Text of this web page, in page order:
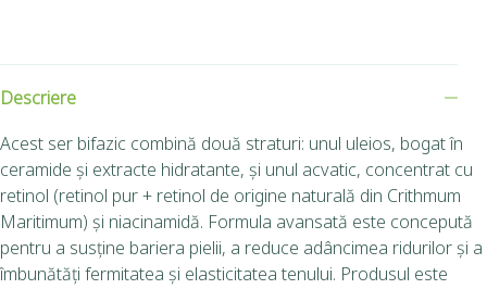
Descriere
Acest ser bifazic combină două straturi: unul uleios, bogat în
ceramide și extracte hidratante, și unul acvatic, concentrat cu
retinol (retinol pur + retinol de origine naturală din Crithmum
Maritimum) și niacinamidă. Formula avansată este concepută
pentru a susține bariera pielii, a reduce adâncimea ridurilor și a
îmbunătăți fermitatea și elasticitatea tenului. Produsul este